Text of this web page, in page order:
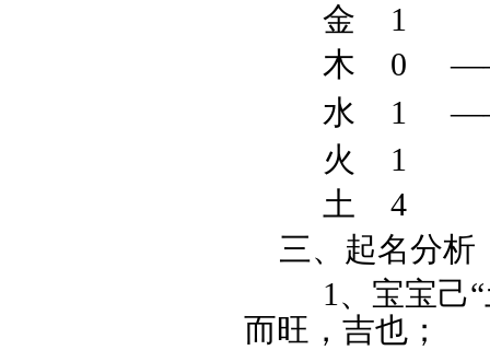
金 1
木 0
水 1
火 1
土 4
三、起名分析
1、宝宝己“土
而旺，吉也；